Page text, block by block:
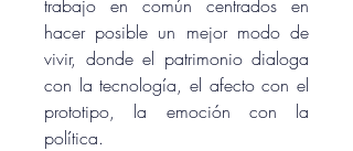
trabajo en común centrados en
hacer posible un mejor modo de
vivir, donde el patrimonio dialoga
con la tecnología, el afecto con el
prototipo, la emoción con la
política.